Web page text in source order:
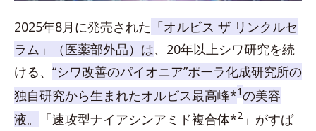
2025年8月に発売された 「オルビス ザ リンクルセ
ラム」（医薬部外品）は、20年以上シワ研究を続
ける、 “シワ改善のパイオニア”ポーラ化成研究所の
独自研究から生まれたオルビス最高峰*1の美容
液。
「速攻型ナイアシンアミド複合体*2 」がすば